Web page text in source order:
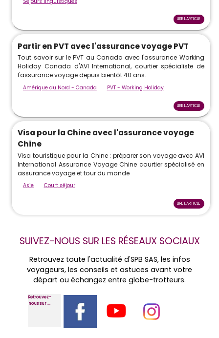
LIRE L'ARTICLE
Partir en PVT avec l'assurance voyage PVT
Tout savoir sur le PVT au Canada avec l'assurance Working
Holiday Canada d'AVI International, courtier spécialiste de
l'assurance voyage depuis bientôt 40 ans.
Amérique du Nord - Canada PVT - Working Holiday
LIRE L'ARTICLE
Visa pour la Chine avec l'assurance voyage
Chine
Visa touristique pour la Chine : préparer son voyage avec AVI
International Assurance Voyage Chine courtier spécialisé en
assurance voyage et tour du monde
Asie Court séjour
LIRE L'ARTICLE
SUIVEZ-NOUS SUR LES RÉSEAUX SOCIAUX
Retrouvez toute l'actualité d'SPB SAS, les infos
voyageurs, les conseils et astuces avant votre
départ ou échangez entre globe-trotteurs.
Retrouvez-
nous sur ...